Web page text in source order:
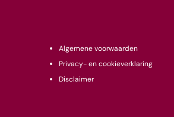
Algemene voorwaarden
Privacy- en cookieverklaring
Disclaimer